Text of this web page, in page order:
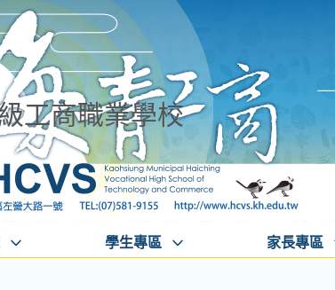
工商職業學校
學生專區 家長專區